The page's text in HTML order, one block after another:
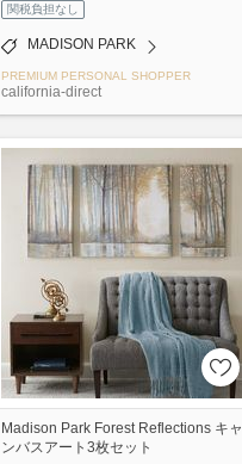
関税負担なし
MADISON PARK
PREMIUM PERSONAL SHOPPER
california-direct
Madison Park Forest Reflections キャ
ンバスアート3枚セット